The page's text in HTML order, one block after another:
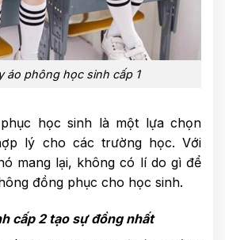
áo phông học sinh cấp 1
học sinh là một lựa chọn
lý cho các trường học. Với
mang lại, không có lí do gì để
đồng phục cho học sinh.
cấp 2 tạo sự đồng nhất